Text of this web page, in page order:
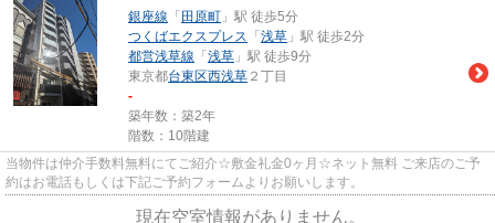
銀座線 「 田原町 」駅 徒歩5分
つくばエクスプレス 「 浅草 」駅 徒歩2分
都営浅草線 「 浅草 」駅 徒歩9分
東京都台東区西浅草 ２丁目
-
築年数：築2年
階数：10階建
当物件は仲介手数料無料にてご紹介☆敷金礼金0ヶ月☆ネット無料 ご来店のご予
約はお電話もしくは下記ご予約フォームよりお願いします。
現在空室情報がありません。